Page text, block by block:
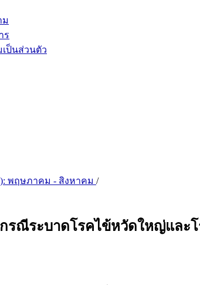
ม
ร
ป็นส่วนตัว
พฤษภาคม - สิงหาคม /
รณีระบาดโรคไข้หวัดใหญ่และโ